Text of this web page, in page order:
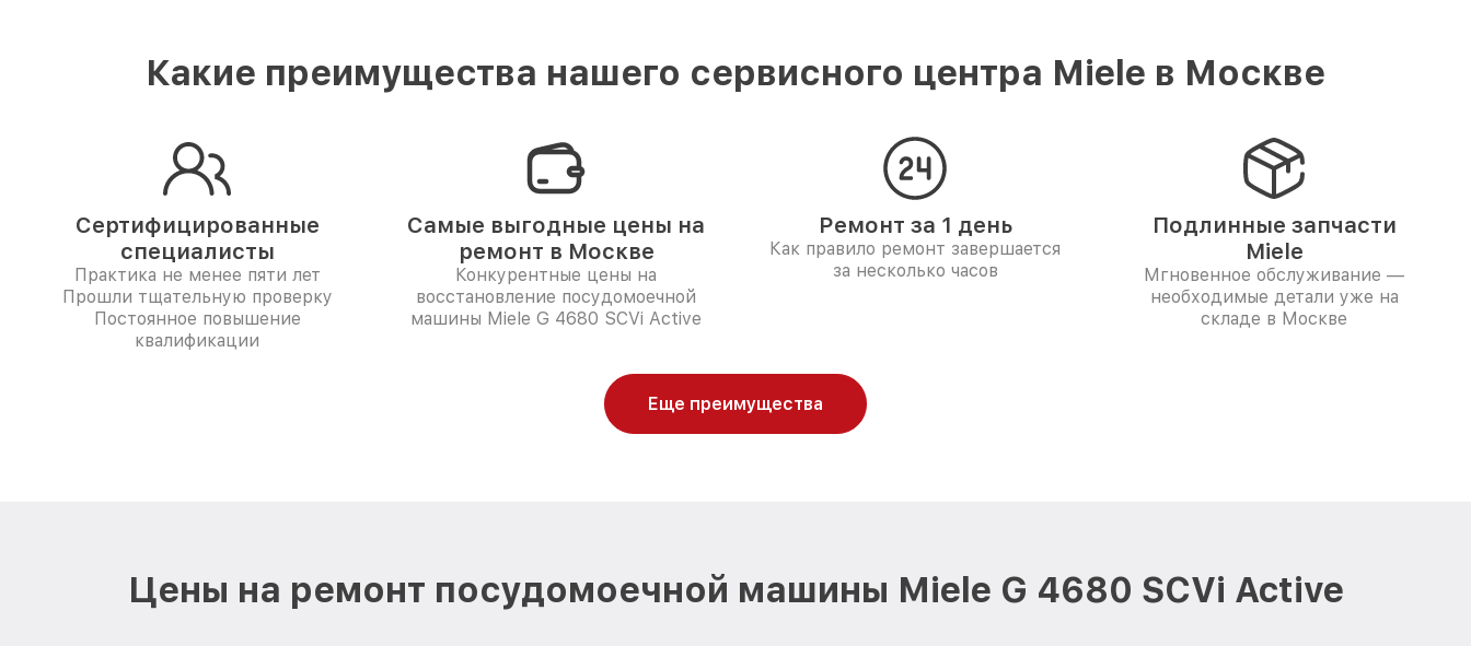
Какие преимущества нашего сервисного центра Miele в Москве
Сертифицированные
специалисты
Практика не менее пяти лет
Прошли тщательную проверку
Постоянное повышение
квалификации
Самые выгодные цены на
ремонт в Москве
Конкурентные цены на
восстановление посудомоечной
машины Miele G 4680 SCVi Active
Ремонт за 1 день
Как правило ремонт завершается
за несколько часов
Подлинные запчасти
Miele
Мгновенное обслуживание —
необходимые детали уже на
складе в Москве
Еще преимущества
Цены на ремонт посудомоечной машины Miele G 4680 SCVi Active